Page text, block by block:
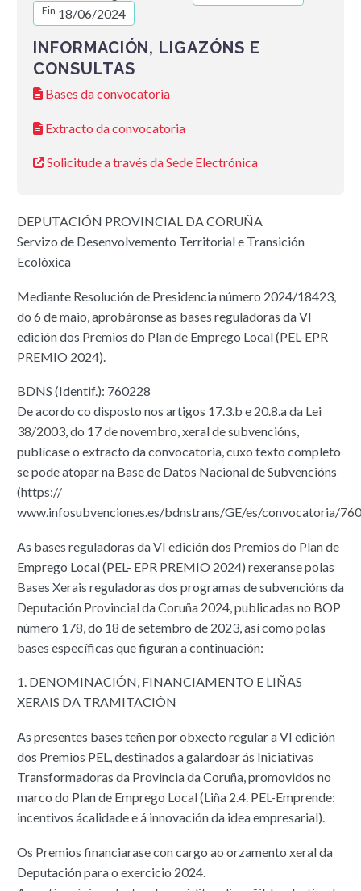
Fin 18/06/2024
INFORMACIÓN, LIGAZÓNS E
CONSULTAS
Bases da convocatoria
Extracto da convocatoria
Solicitude a través da Sede Electrónica
DEPUTACIÓN PROVINCIAL DA CORUÑA
Servizo de Desenvolvemento Territorial e Transición
Ecolóxica
Mediante Resolución de Presidencia número 2024/18423,
do 6 de maio, aprobáronse as bases reguladoras da VI
edición dos Premios do Plan de Emprego Local (PEL-EPR
PREMIO 2024).
BDNS (Identif.): 760228
De acordo co disposto nos artigos 17.3.b e 20.8.a da Lei
38/2003, do 17 de novembro, xeral de subvencións,
publícase o extracto da convocatoria, cuxo texto completo
se pode atopar na Base de Datos Nacional de Subvencións
(https://
www.infosubvenciones.es/bdnstrans/GE/es/convocatoria/
As bases reguladoras da VI edición dos Premios do Plan de
Emprego Local (PEL- EPR PREMIO 2024) rexeranse polas
Bases Xerais reguladoras dos programas de subvencións da
Deputación Provincial da Coruña 2024, publicadas no BOP
número 178, do 18 de setembro de 2023, así como polas
bases específicas que figuran a continuación:
1. DENOMINACIÓN, FINANCIAMENTO E LIÑAS
XERAIS DA TRAMITACIÓN
As presentes bases teñen por obxecto regular a VI edición
dos Premios PEL, destinados a galardoar ás Iniciativas
Transformadoras da Provincia da Coruña, promovidos no
marco do Plan de Emprego Local (Liña 2.4. PEL-Emprende:
incentivos ácalidade e á innovación da idea empresarial).
Os Premios financiarase con cargo ao orzamento xeral da
Deputación para o exercicio 2024.